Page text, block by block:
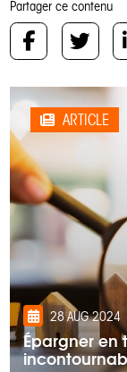
Partager ce contenu
ARTICLE
28 AUG 2024
Épargner en